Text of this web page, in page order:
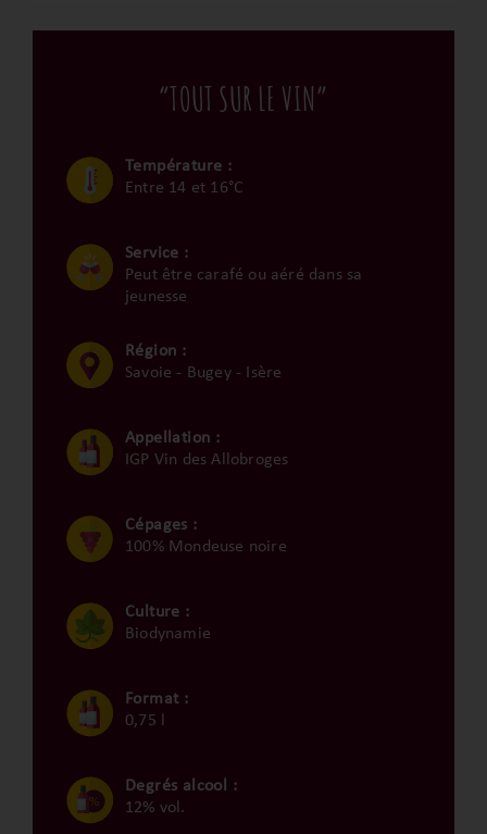
“TOUT SUR LE VIN”
Température :
Entre 14 et 16°C
Service :
Peut être carafé ou aéré dans sa
jeunesse
Région :
Savoie - Bugey - Isère
Appellation :
IGP Vin des Allobroges
Cépages :
100% Mondeuse noire
Culture :
Biodynamie
Format :
0,75 l
Degrés alcool :
12% vol.